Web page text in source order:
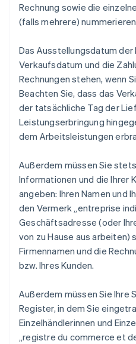
Rechnung sowie die
(falls mehrere)
Das Ausstellungsdatum der
Verkaufsdatum und die
Rechnungen stehen, wenn
Beachten Sie, dass das
der tatsächliche Tag der
Leistungserbringung
dem Arbeitsleistungen
Außerdem müssen Sie
Informationen und die Ihrer
angeben: Ihren Namen und
den Vermerk „entreprise
Geschäftsadresse (oder
von zu Hause aus arbeiten)
Firmennamen und die
bzw. Ihres Kunden.
Außerdem müssen Sie Ihre
Register, in dem Sie
Einzelhändlerinnen und
„registre du commerce et